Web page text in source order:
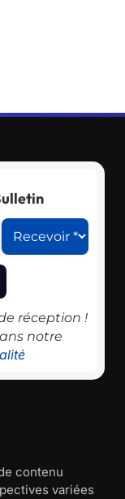
réception !
notre
contenu
variées